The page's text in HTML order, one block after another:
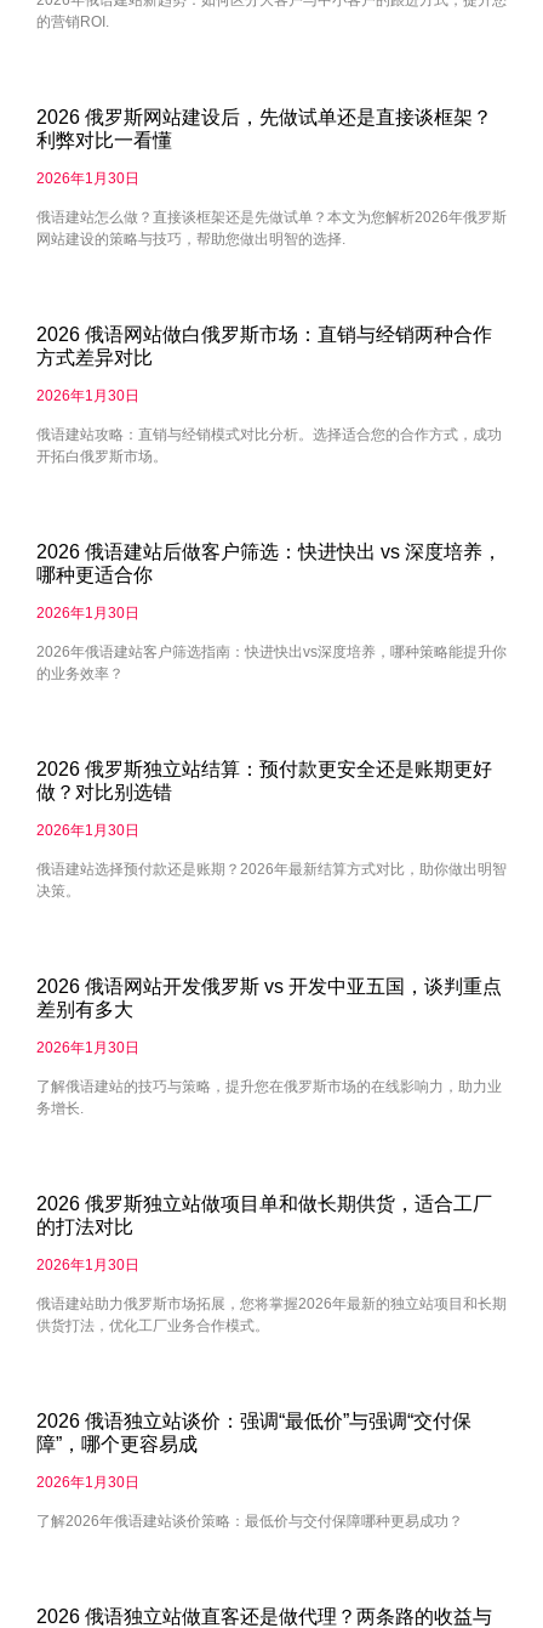
的营销ROI.
2026 俄罗斯网站建设后，先做试单还是直接谈框架？
利弊对比一看懂
2026年1月30日
俄语建站怎么做？直接谈框架还是先做试单？本文为您解析2026年俄罗斯
网站建设的策略与技巧，帮助您做出明智的选择.
2026 俄语网站做白俄罗斯市场：直销与经销两种合作
方式差异对比
2026年1月30日
俄语建站攻略：直销与经销模式对比分析。选择适合您的合作方式，成功
开拓白俄罗斯市场。
2026 俄语建站后做客户筛选：快进快出 vs 深度培养，
哪种更适合你
2026年1月30日
2026年俄语建站客户筛选指南：快进快出vs深度培养，哪种策略能提升你
的业务效率？
2026 俄罗斯独立站结算：预付款更安全还是账期更好
做？对比别选错
2026年1月30日
俄语建站选择预付款还是账期？2026年最新结算方式对比，助你做出明智
决策。
2026 俄语网站开发俄罗斯 vs 开发中亚五国，谈判重点
差别有多大
2026年1月30日
了解俄语建站的技巧与策略，提升您在俄罗斯市场的在线影响力，助力业
务增长.
2026 俄罗斯独立站做项目单和做长期供货，适合工厂
的打法对比
2026年1月30日
俄语建站助力俄罗斯市场拓展，您将掌握2026年最新的独立站项目和长期
供货打法，优化工厂业务合作模式。
2026 俄语独立站谈价：强调“最低价”与强调“交付保
障”，哪个更容易成
2026年1月30日
了解2026年俄语建站谈价策略：最低价与交付保障哪种更易成功？
2026 俄语独立站做直客还是做代理？两条路的收益与